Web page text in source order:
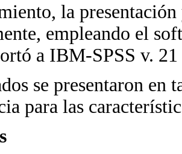
la
empleando el
a IBM-SPSS v. 21
se presentaron en
para las